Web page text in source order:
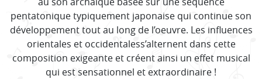
pentatonique typiquement japonaise qui continue son
développement tout au long de l’oeuvre. Les influences
orientales et occidentaless’alternent dans cette
composition exigeante et créent ainsi un effet musical
qui est sensationnel et extraordinaire !